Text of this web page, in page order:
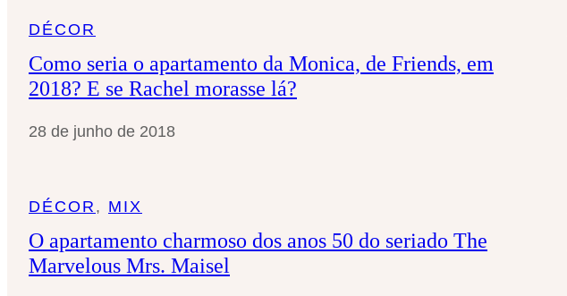
DÉCOR
Como seria o apartamento da Monica, de Friends, em
2018? E se Rachel morasse lá?
28 de junho de 2018
DÉCOR , MIX
O apartamento charmoso dos anos 50 do seriado The
Marvelous Mrs. Maisel